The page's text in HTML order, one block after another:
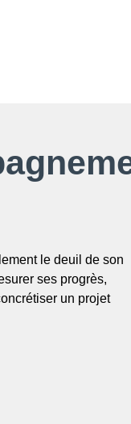
le deuil de son
ses progrès,
un projet